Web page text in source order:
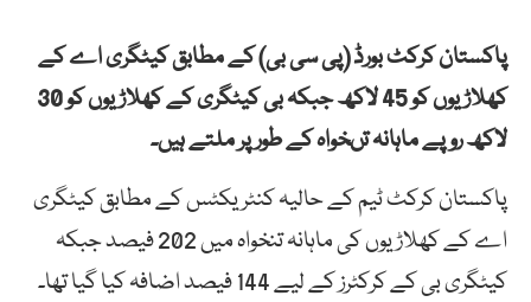
پاکستان کرکٹ بورڈ (پی سی بی) کے مطابق کیٹگری اے کے
کھلاڑیوں کو 45 لاکھ جبکہ بی کیٹگری کے کھلاڑیوں کو 30
لاکھ روپے ماہانہ تںخواہ کے طور پر ملتے ہیں۔
پاکستان کرکٹ ٹیم کے حالیہ کنٹریکٹس کے مطابق کیٹگری
اے کے کھلاڑیوں کی ماہانہ تنخواہ میں 202 فیصد جبکہ
کیٹگری بی کے کرکٹرز کے لیے 144 فیصد اضافہ کیا گیا تھا۔